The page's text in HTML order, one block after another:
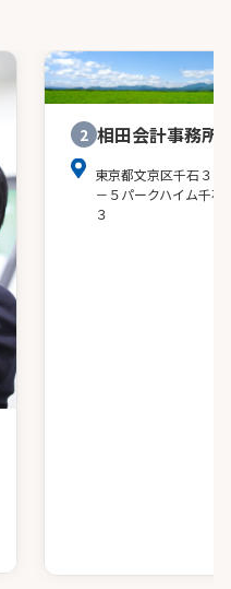
2 相田会計事務所
東京都文京区千石３－
－５パークハイム千石
３